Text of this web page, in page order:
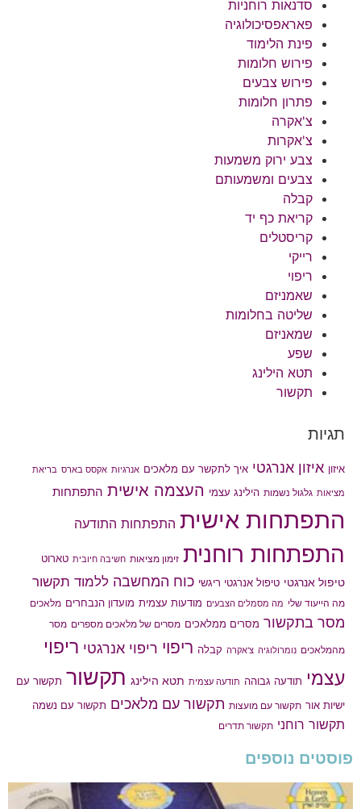
סדנאות רוחניות
פאראפסיכולוגיה
פינת הלימוד
פירוש חלומות
פירוש צבעים
פתרון חלומות
צ'אקרה
צ'אקרות
צבע ירוק משמעות
צבעים ומשמעותם
קבלה
קריאת כף יד
קריסטלים
רייקי
ריפוי
שאמניזם
שליטה בחלומות
שמאניזם
שפע
תטא הילינג
תקשור
תגיות
איזון איזון אנרגטי איך לתקשר עם מלאכים אנרגיות אקסס בארס בריאת
מציאות גלגול נשמות הילינג עצמי העצמה אישית התפתחות
התפתחות אישית התפתחות התודעה
התפתחות רוחנית זימון מציאות חשיבה חיובית טארוט
טיפול אנרגטי טיפול אנרגטי ריגשי כוח המחשבה ללמוד תקשור
מה הייעוד שלי מה מסמלים הצבעים מודעות עצמית מועדון הנבחרים מלאכים
מסר בתקשור מסרים ממלאכים מסרים של מלאכים מספרים מסר
מהמלאכים נומרולוגיה צ'אקרה קבלה ריפוי ריפוי אנרגטי ריפוי
עצמי תודעה גבוהה תודעה עצמית תטא הילינג תקשור תקשור עם
ישיות אור תקשור עם מועצות תקשור עם מלאכים תקשור עם נשמה
תקשור רוחני תקשור תדרים
פוסטים נוספים